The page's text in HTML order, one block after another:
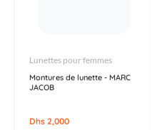
Lunettes pour femmes
Montures de lunette - MARC
JACOB
Dhs 2,000